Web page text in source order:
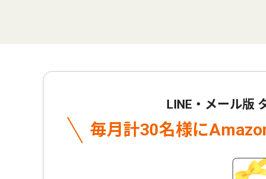
LINE・メール版
毎月計30名様に